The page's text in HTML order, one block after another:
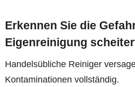
Erkennen Sie die
Eigenreinigung
Handelsübliche Reiniger
Kontaminationen vollständig.